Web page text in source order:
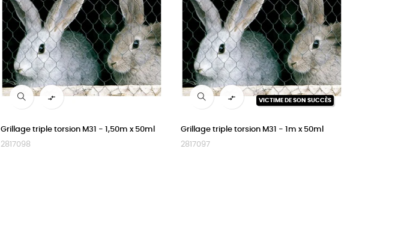

Grillage triple torsion M31 - 1,50m x 50ml
2817098
VICTIME DE SON SUCCÈS

Grillage triple torsion M31 - 1m x 50ml
2817097